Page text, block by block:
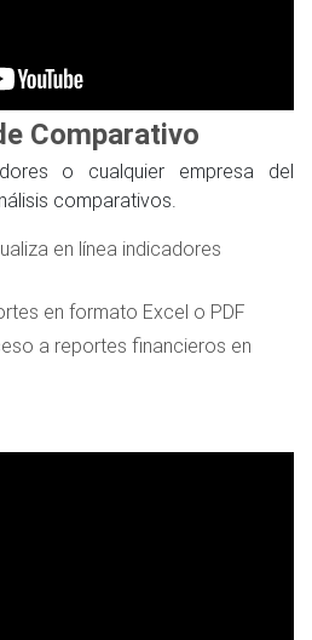
Comparativo
o cualquier empresa del
comparativos.
en línea indicadores
en formato Excel o PDF
a reportes financieros en